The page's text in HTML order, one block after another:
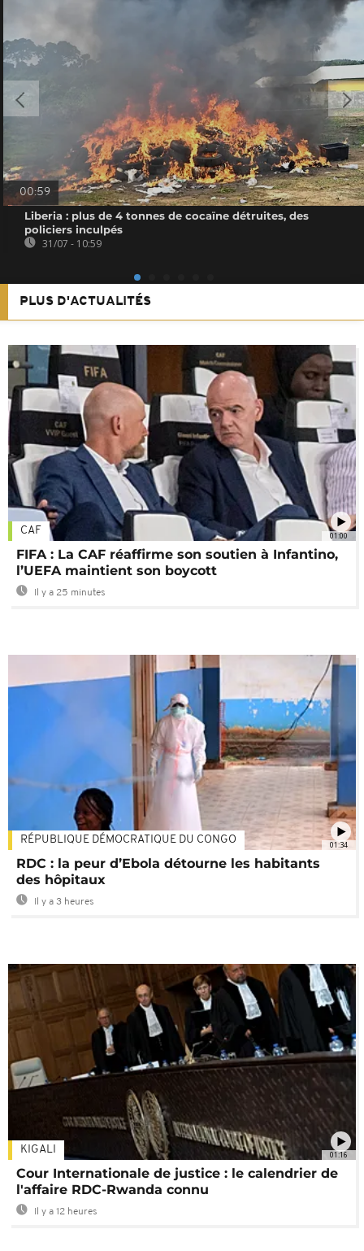
00:59
Liberia : plus de 4 tonnes de cocaïne détruites, des
policiers inculpés
31/07 - 10:59
PLUS D'ACTUALITÉS
01:00
CAF
FIFA : La CAF réaffirme son soutien à Infantino,
l’UEFA maintient son boycott
Il y a 25 minutes
01:34
RÉPUBLIQUE DÉMOCRATIQUE DU CONGO
RDC : la peur d’Ebola détourne les habitants
des hôpitaux
Il y a 3 heures
01:16
KIGALI
Cour Internationale de justice : le calendrier de
l'affaire RDC-Rwanda connu
Il y a 12 heures